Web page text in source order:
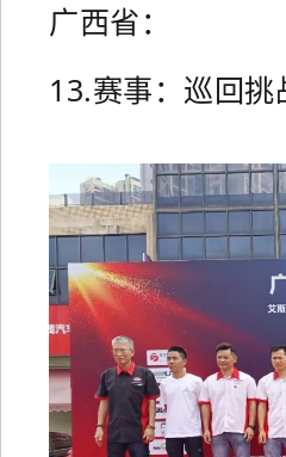
广西省：
13.赛事：巡回